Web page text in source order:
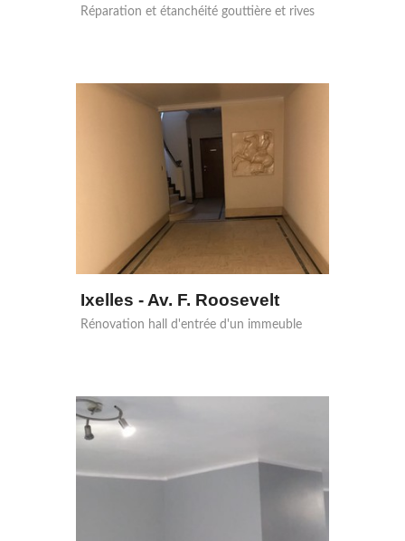
Réparation et étanchéité gouttière et rives
Ixelles - Av. F. Roosevelt
Rénovation hall d'entrée d'un immeuble